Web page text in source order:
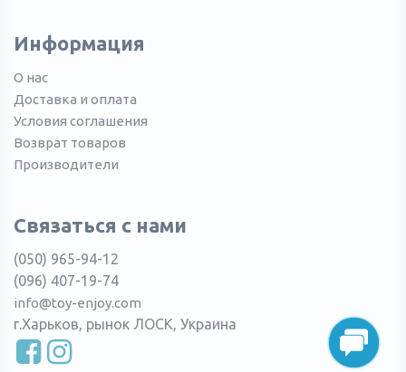
Информация
О нас
Доставка и оплата
Условия соглашения
Возврат товаров
Производители
Связаться с нами
(050) 965-94-12
(096) 407-19-74
info@toy-enjoy.com
г.Харьков, рынок ЛОСК, Украина